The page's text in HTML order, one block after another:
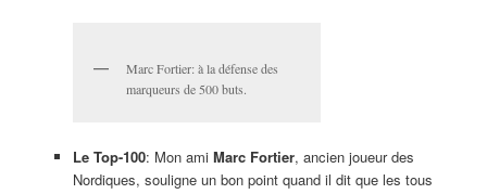
Marc Fortier: à la défense des
marqueurs de 500 buts.
Le Top-100: Mon ami Marc Fortier, ancien joueur des
Nordiques, souligne un bon point quand il dit que les tous